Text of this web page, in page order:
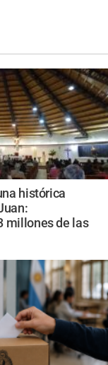
histórica
millones de las